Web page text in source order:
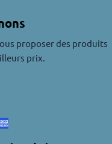
proposer des produits
prix.